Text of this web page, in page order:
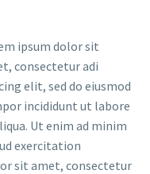
ipsum dolor sit
consectetur adi
elit, sed do eiusmod
incididunt ut labore
Ut enim ad minim
exercitation
sit amet, consectetur